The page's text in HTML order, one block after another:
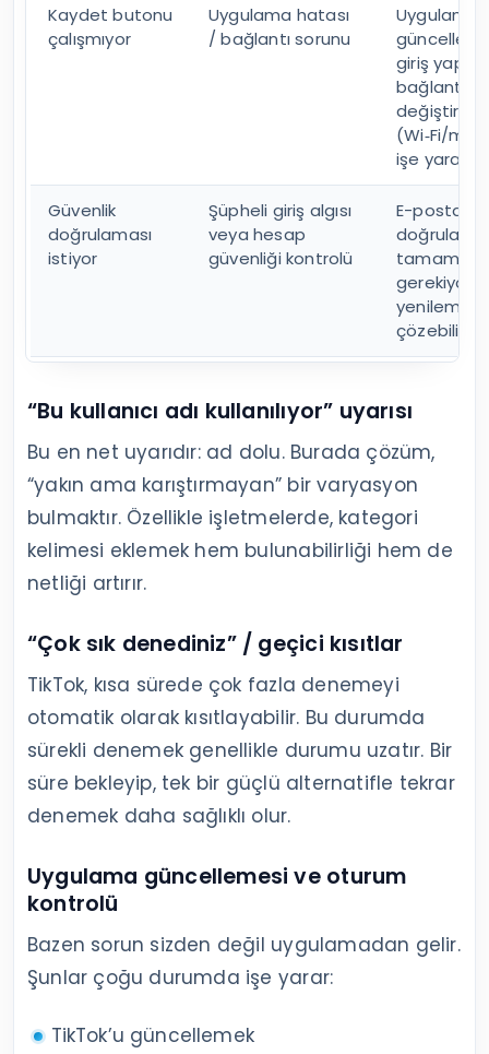
Kaydet butonu
çalışmıyor
Uygulama hatası
/ bağlantı sorunu
giriş
bağlantıyı
(Wi‑Fi/
işe
Güvenlik
doğrulaması
istiyor
Şüpheli giriş algısı
veya hesap
güvenliği kontrolü
E-posta/
yenilemek
çözebilir.
“Bu kullanıcı adı kullanılıyor” uyarısı
Bu en net uyarıdır: ad dolu. Burada çözüm,
“yakın ama karıştırmayan” bir varyasyon
bulmaktır. Özellikle işletmelerde, kategori
kelimesi eklemek hem bulunabilirliği hem de
netliği artırır.
“Çok sık denediniz” / geçici kısıtlar
TikTok, kısa sürede çok fazla denemeyi
otomatik olarak kısıtlayabilir. Bu durumda
sürekli denemek genellikle durumu uzatır. Bir
süre bekleyip, tek bir güçlü alternatifle tekrar
denemek daha sağlıklı olur.
Uygulama güncellemesi ve oturum
kontrolü
Bazen sorun sizden değil uygulamadan gelir.
Şunlar çoğu durumda işe yarar:
TikTok’u güncellemek